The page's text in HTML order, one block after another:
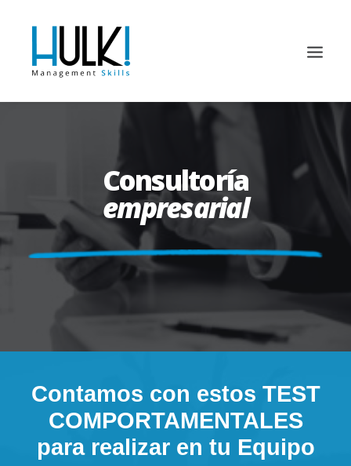
Consultoría
empresarial
Contamos con estos TEST
COMPORTAMENTALES
para realizar en tu Equipo